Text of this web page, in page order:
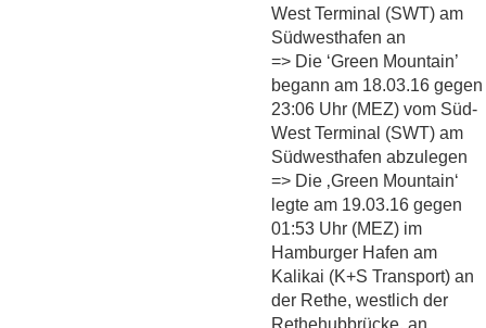
West Terminal (SWT) am
Südwesthafen an
=> Die ‘Green Mountain’
begann am 18.03.16 gegen
23:06 Uhr (MEZ) vom Süd-
West Terminal (SWT) am
Südwesthafen abzulegen
=> Die ‚Green Mountain‘
legte am 19.03.16 gegen
01:53 Uhr (MEZ) im
Hamburger Hafen am
Kalikai (K+S Transport) an
der Rethe, westlich der
Rethehubbrücke, an